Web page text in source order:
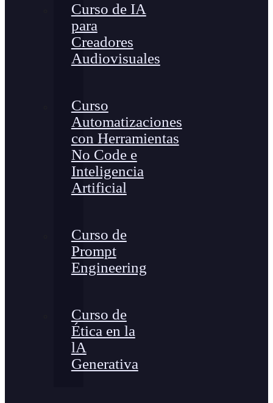
Curso de IA
para
Creadores
Audiovisuales
Curso
Automatizaciones
con Herramientas
No Code e
Inteligencia
Artificial
Curso de
Prompt
Engineering
Curso de
Ética en la
lA
Generativa